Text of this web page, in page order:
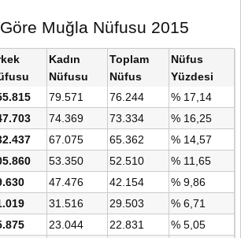
Muğla Nüfusu 2015
Kadın
Nüfusu
Toplam
Nüfus
Nüfus
Yüzdesi
79.571 76.244
% 17,14
74.369 73.334
% 16,25
67.075 65.362
% 14,57
53.350 52.510
% 11,65
47.476 42.154
% 9,86
31.516 29.503
% 6,71
23.044 22.831
% 5,05